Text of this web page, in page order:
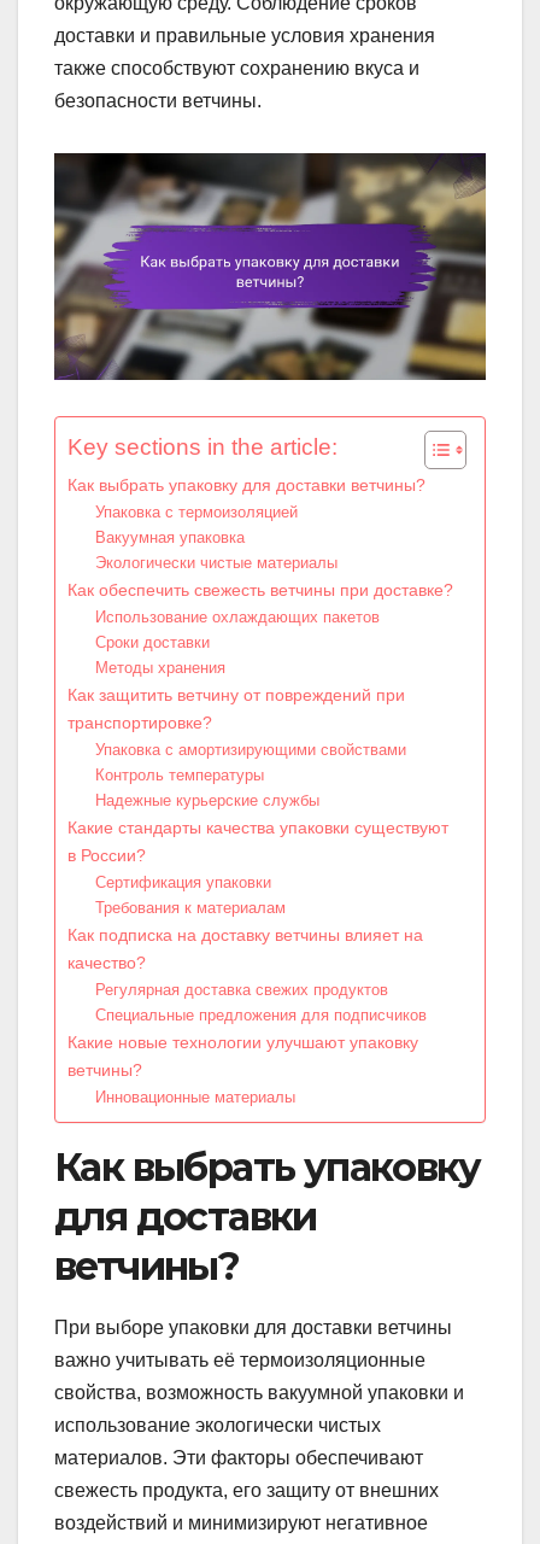
доставки и правильные условия хранения
также способствуют сохранению вкуса и
безопасности ветчины.
Key sections in the article:
Как выбрать упаковку для доставки ветчины?
Упаковка с термоизоляцией
Вакуумная упаковка
Экологически чистые материалы
Как обеспечить свежесть ветчины при доставке?
Использование охлаждающих пакетов
Сроки доставки
Методы хранения
Как защитить ветчину от повреждений при
транспортировке?
Упаковка с амортизирующими свойствами
Контроль температуры
Надежные курьерские службы
Какие стандарты качества упаковки существуют
в России?
Сертификация упаковки
Требования к материалам
Как подписка на доставку ветчины влияет на
качество?
Регулярная доставка свежих продуктов
Специальные предложения для подписчиков
Какие новые технологии улучшают упаковку
ветчины?
Инновационные материалы
Как выбрать упаковку
для доставки
ветчины?
При выборе упаковки для доставки ветчины
важно учитывать её термоизоляционные
свойства, возможность вакуумной упаковки и
использование экологически чистых
материалов. Эти факторы обеспечивают
свежесть продукта, его защиту от внешних
воздействий и минимизируют негативное